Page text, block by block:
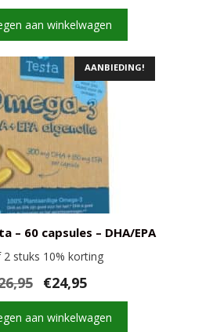
aan winkelwagen
AANBIEDING!
– 60 capsules – DHA/EPA
2 stuks 10% korting
Oorspronkelijke
prijs
€26,95.
€24,95Huidige
€24,95.
aan winkelwagen